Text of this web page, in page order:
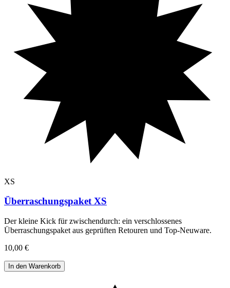
XS
Überraschungspaket XS
Der kleine Kick für zwischendurch: ein verschlossenes
Überraschungspaket aus geprüften Retouren und Top-Neuware.
10,00 €
In den Warenkorb